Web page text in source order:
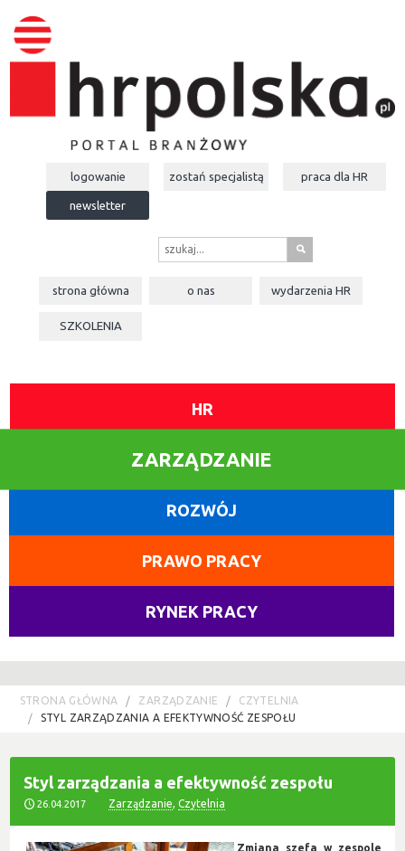
logowanie zostań specjalistą praca dla HR
newsletter
s
strona główna o nas wydarzeniaHR
SZKOLENIA
HR
ZARZĄDZANIE
ROZWÓJ
PRAWO PRACY
RYNEK PRACY
STRONA GŁÓWNA ZARZĄDZANIE
CZYTELNIA
STYL ZARZĄDZANIA A EFEKTYWNOŚĆ ZESPOŁU
Styl zarządzania a efektywność zespołu
26.04.2017 Zarządzanie,Czytelnia
Zmiana szefa w zespole